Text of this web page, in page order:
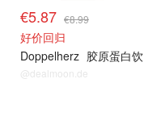
€5.87 €8.99
好价回归
Doppelherz 胶原蛋白饮
@dealmoon.de